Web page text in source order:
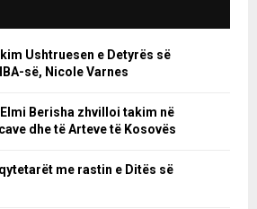
Ushtruesen e Detyrës së
së, Nicole Varnes
Berisha zhvilloi takim në
dhe të Arteve të Kosovës
me rastin e Ditës së